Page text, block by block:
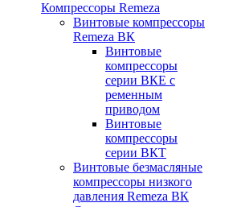
Компрессоры Remeza
Винтовые компрессоры
Remeza ВК
Винтовые
компрессоры
серии ВКЕ с
ременным
приводом
Винтовые
компрессоры
серии ВКТ
Винтовые безмасляные
компрессоры низкого
давления Remeza ВК